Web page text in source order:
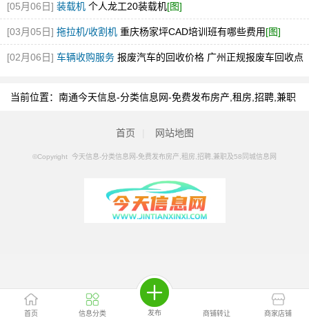
首页 信息分类 发布 商铺转让 商家店铺
汽车的电话是多少[图]
[05月06日] 装载机 个人龙工20装载机[图]
[03月05日] 拖拉机/收割机 重庆杨家坪CAD培训班有哪些费用[图]
[02月06日] 车辆收购服务 报废汽车的回收价格 广州正规报废车回收点
当前位置： 南通今天信息-分类信息网-免费发布房产,租房,招聘,兼职
首页 网站地图
©Copyright 今天信息-分类信息网-免费发布房产,租房,招聘,兼职及58同城信息网